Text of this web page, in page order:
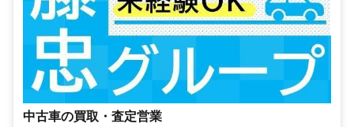
中古車の買取・査定営業